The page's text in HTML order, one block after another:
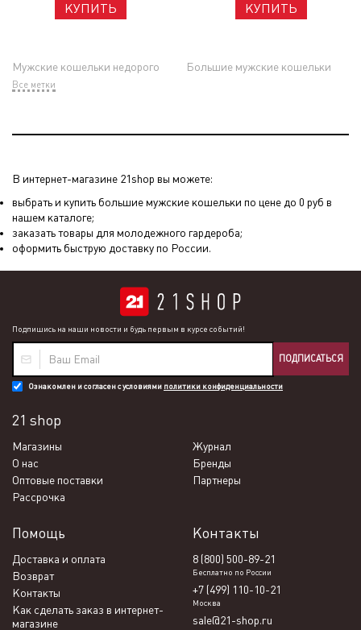
КУПИТЬ КУПИТЬ
Мужские кошельки недорого Большие мужские кошельки
Все метки
В интернет-магазине 21shop вы можете:
выбрать и купить большие мужские кошельки по цене до 0 руб в
нашем каталоге;
заказать товары для молодежного гардероба;
оформить быструю доставку по России.
Подпишись на наши новости и будь первым в курсе событий!
ПОДПИСАТЬСЯ
Ознакомлен и согласен с условиями политики конфиденциальности
21 shop
Магазины
Журнал
О нас
Бренды
Оптовые поставки
Партнеры
Рассрочка
Помощь
Доставка и оплата
Возврат
Контакты
Как сделать заказ в интернет-
магазине
Контакты
8 (800) 500-89-21
Бесплатно по России
+7 (499) 110-10-21
Москва
sale@21-shop.ru